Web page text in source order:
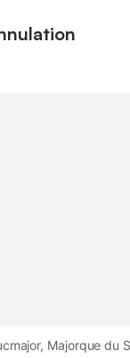
Majorque du